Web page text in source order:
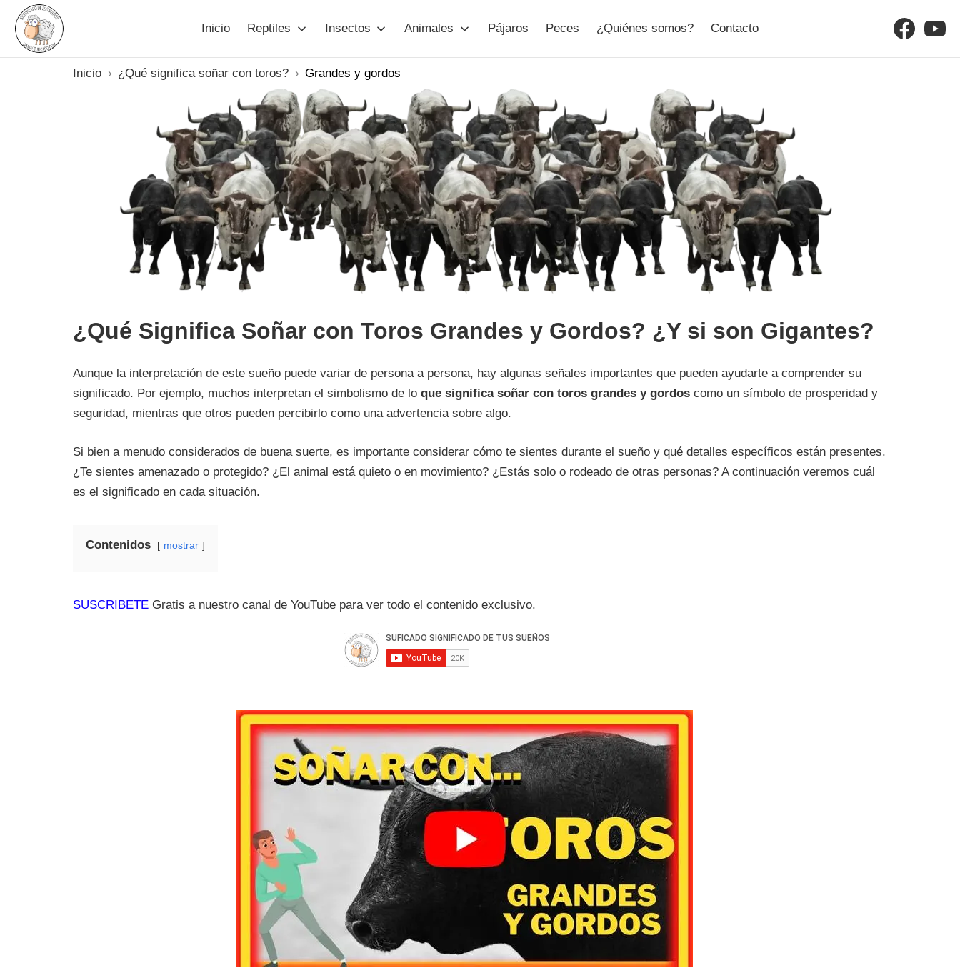
Saltar
contenido
El significado de los sueños
Inicio Reptiles Insectos Animales Pájaros Peces ¿Quiénes somos? Contacto
Inicio ¿Qué significa soñar con toros? Grandes y gordos
¿Qué Significa Soñar con Toros Grandes y Gordos? ¿Y si son Gigantes?
Aunque la interpretación de este sueño puede variar de persona a persona, hay algunas señales importantes que pueden ayudarte a comprender su
significado. Por ejemplo, muchos interpretan el simbolismo de lo que significa soñar con toros grandes y gordos como un símbolo de prosperidad y
seguridad, mientras que otros pueden percibirlo como una advertencia sobre algo.
Si bien a menudo considerados de buena suerte, es importante considerar cómo te sientes durante el sueño y qué detalles específicos están presentes.
¿Te sientes amenazado o protegido? ¿El animal está quieto o en movimiento? ¿Estás solo o rodeado de otras personas? A continuación veremos cuál
es el significado en cada situación.
Contenidos mostrar
SUSCRIBETE Gratis a nuestro canal de YouTube para ver todo el contenido exclusivo.